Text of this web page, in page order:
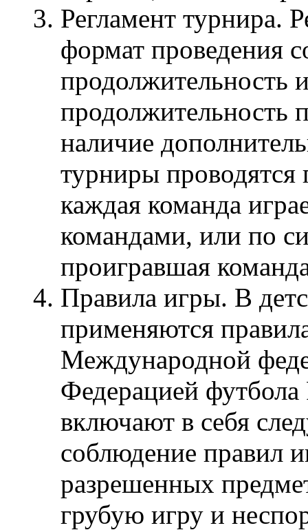
Регламент турнира.
формат проведения
продолжительность
продолжительность
наличие
турниры проводятся
каждая команда
командами, или по
проигравшая
Правила игры. В
применяются
Международной
Федерацией
включают в себя
соблюдение правил
разрешенных
грубую игру и